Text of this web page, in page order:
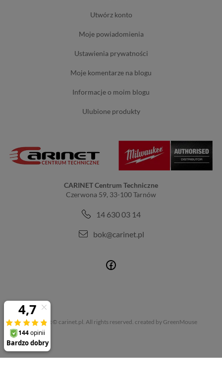
utwórz konto
moje powiadomienia
ustawienia prywatności
moje komentarze na blogu
informacje o moim blogu
ulubione produkty
CARINET Centrum Techniczne
Czerwona 59, 33-100 Tarnów
14 630 03 14
bok@carinet.pl
Copyright © carinet.pl. All rights reserved. created by GreenMouse